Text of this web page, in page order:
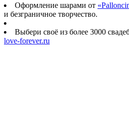
Оформление шарами от
и безграничное творчество.
Выбери своё из более 3000
love-forever.ru